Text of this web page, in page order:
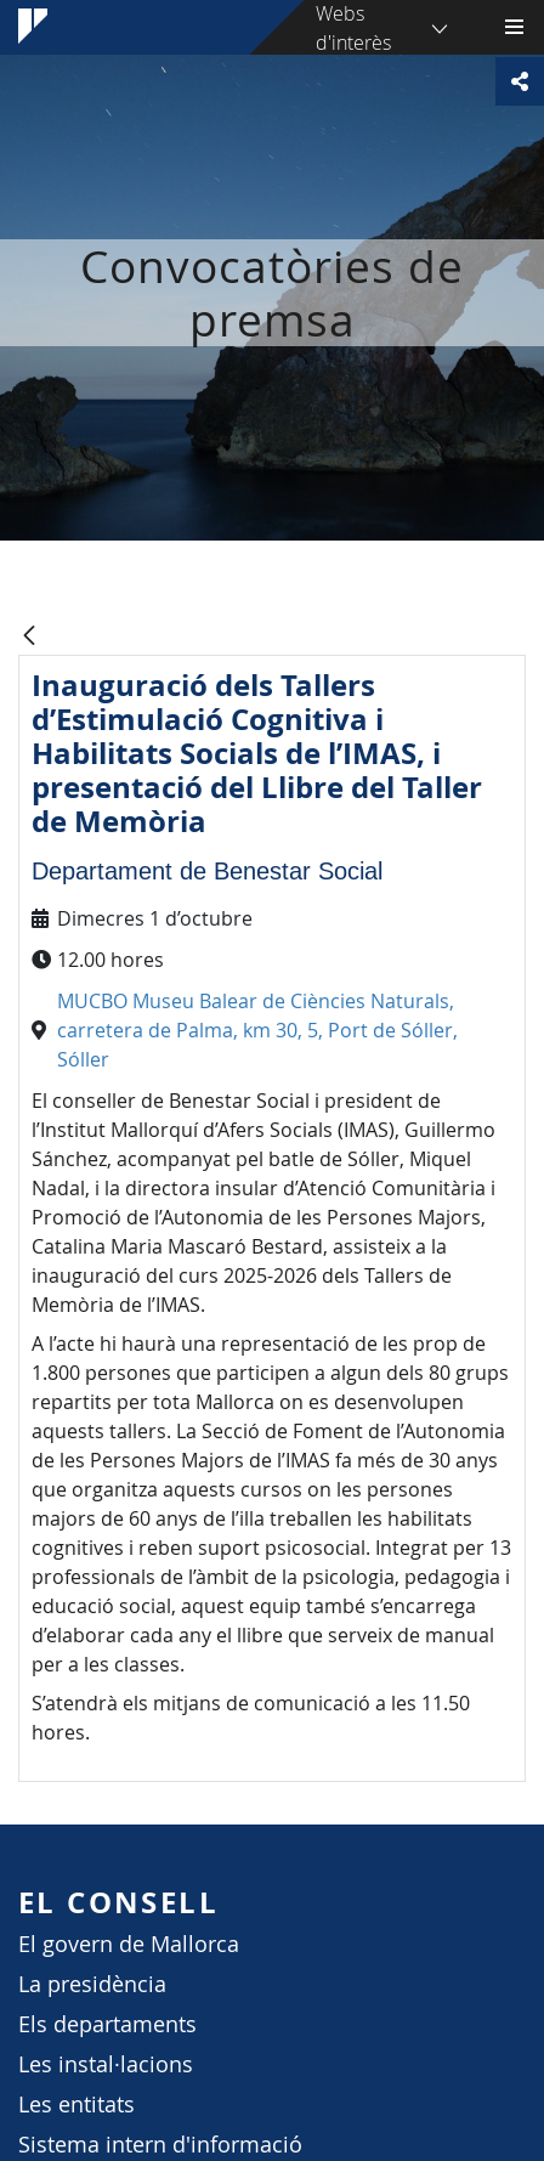
Webs
d'interès
Convocatòries de
premsa
Inauguració dels Tallers
d’Estimulació Cognitiva i
Habilitats Socials de l’IMAS, i
presentació del Llibre del Taller
de Memòria
Departament de Benestar Social
Dimecres 1 d’octubre
12.00 hores
MUCBO Museu Balear de Ciències Naturals,
carretera de Palma, km 30, 5, Port de Sóller,
Sóller
El conseller de Benestar Social i president de
l’Institut Mallorquí d’Afers Socials (IMAS), Guillermo
Sánchez, acompanyat pel batle de Sóller, Miquel
Nadal, i la directora insular d’Atenció Comunitària i
Promoció de l’Autonomia de les Persones Majors,
Catalina Maria Mascaró Bestard, assisteix a la
inauguració del curs 2025-2026 dels Tallers de
Memòria de l’IMAS.
A l’acte hi haurà una representació de les prop de
1.800 persones que participen a algun dels 80 grups
repartits per tota Mallorca on es desenvolupen
aquests tallers. La Secció de Foment de l’Autonomia
de les Persones Majors de l’IMAS fa més de 30 anys
que organitza aquests cursos on les persones
majors de 60 anys de l’illa treballen les habilitats
cognitives i reben suport psicosocial. Integrat per 13
professionals de l’àmbit de la psicologia, pedagogia i
educació social, aquest equip també s’encarrega
d’elaborar cada any el llibre que serveix de manual
per a les classes.
S’atendrà els mitjans de comunicació a les 11.50
hores.
EL CONSELL
El govern de Mallorca
La presidència
Els departaments
Les instal·lacions
Les entitats
Sistema intern d'informació